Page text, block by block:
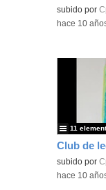
subido por
-hace 10
Club de
subido por
11
-hace 10